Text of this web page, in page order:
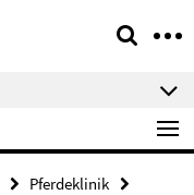
Pferdeklinik